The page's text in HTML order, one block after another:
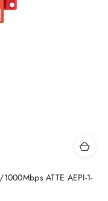
ATTE AEPI-1-